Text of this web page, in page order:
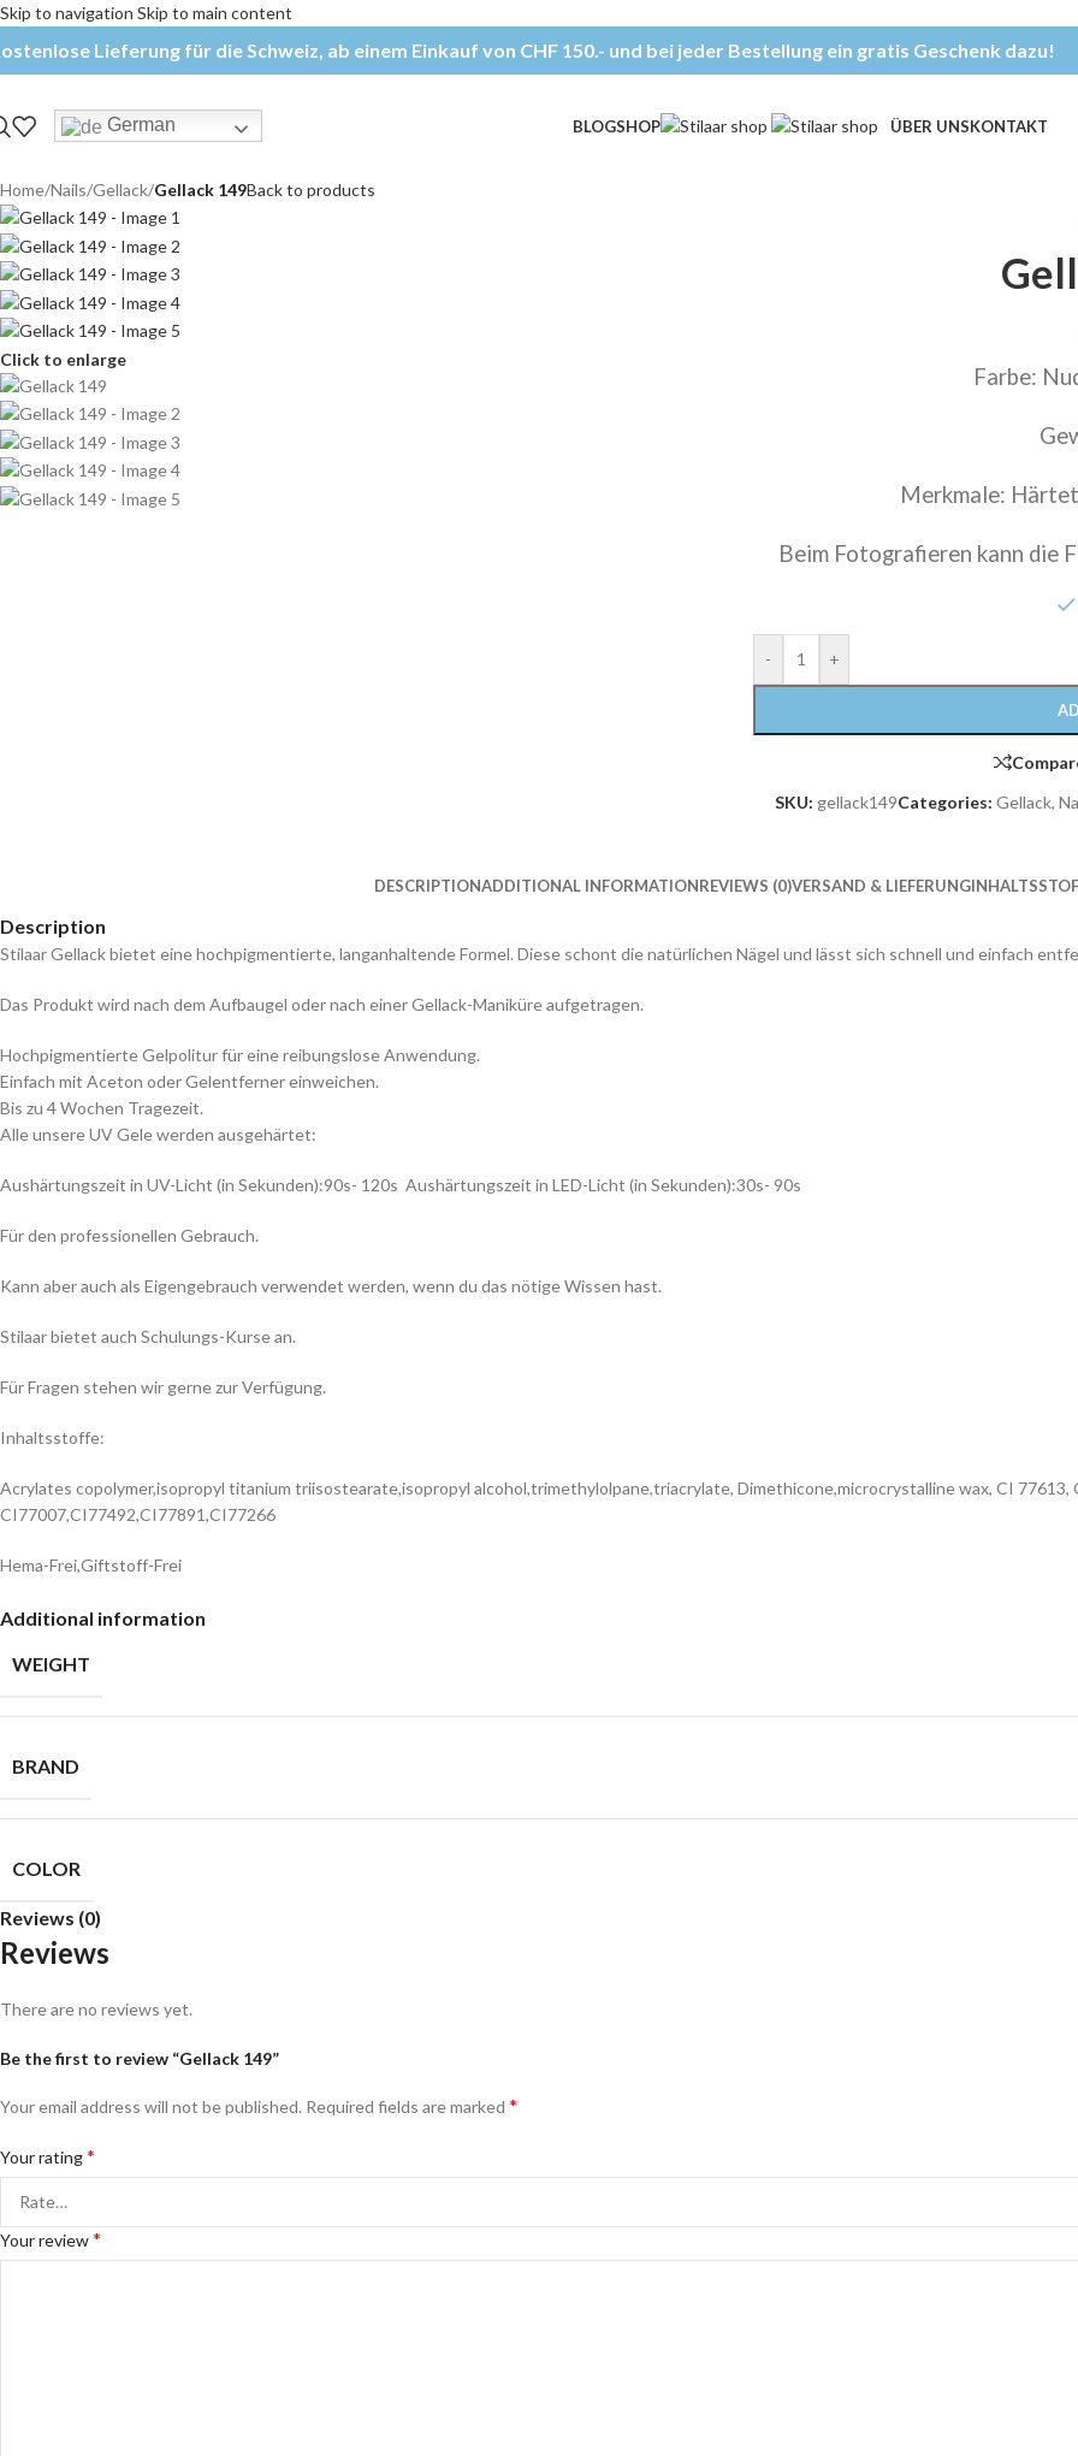
Skip to navigation Skip to main content
Lieferung für die Schweiz, ab einem Einkauf von CHF 150.- und bei jeder Bestellung ein gratis Geschenk dazu!
German BLOGSHOP ÜBER UNSKONTAKT
Home/Nails/Gellack/Gellack 149Back to products
Click to enlarge
Farbe:
Merkmale:
Beim Fotografieren kann die
- +
SKU: gellack149Categories: Gellack,
DESCRIPTIONADDITIONAL INFORMATIONREVIEWS (0)VERSAND & LIEFERUNG
Description
Stilaar Gellack bietet eine hochpigmentierte, langanhaltende Formel. Diese schont die natürlichen Nägel und lässt sich schnell und einfach
Das Produkt wird nach dem Aufbaugel oder nach einer Gellack-Maniküre aufgetragen.
Hochpigmentierte Gelpolitur für eine reibungslose Anwendung.
Einfach mit Aceton oder Gelentferner einweichen.
Bis zu 4 Wochen Tragezeit.
Alle unsere UV Gele werden ausgehärtet:
Aushärtungszeit in UV-Licht (in Sekunden):90s- 120s Aushärtungszeit in LED-Licht (in Sekunden):30s- 90s
Für den professionellen Gebrauch.
Kann aber auch als Eigengebrauch verwendet werden, wenn du das nötige Wissen hast.
Stilaar bietet auch Schulungs-Kurse an.
Für Fragen stehen wir gerne zur Verfügung.
Inhaltsstoffe:
Acrylates copolymer,isopropyl titanium triisostearate,isopropyl alcohol,trimethylolpane,triacrylate, Dimethicone,microcrystalline wax, CI 77613,
CI77007,CI77492,CI77891,CI77266
Hema-Frei,Giftstoff-Frei
Additional information
WEIGHT
BRAND
COLOR
Reviews (0)
Reviews
There are no reviews yet.
Be the first to review “Gellack 149”
Your email address will not be published. Required fields are marked *
Your rating*
Your review*